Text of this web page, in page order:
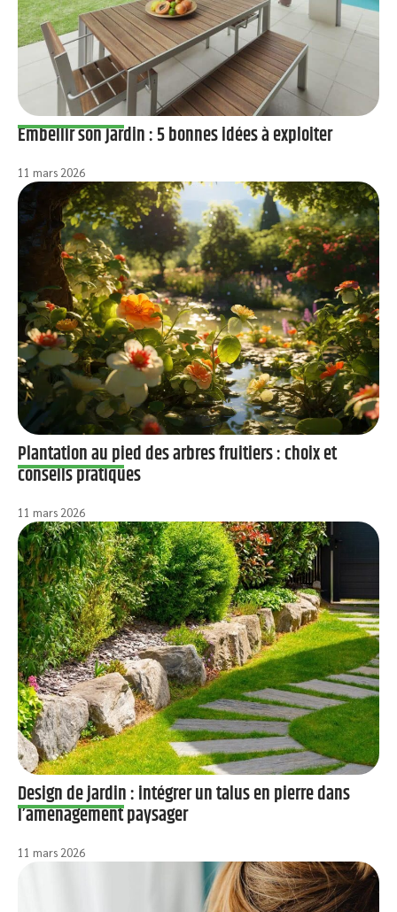
Embellir son jardin : 5 bonnes idées à exploiter
11 mars 2026
Plantation au pied des arbres fruitiers : choix et
conseils pratiques
11 mars 2026
Design de jardin : intégrer un talus en pierre dans
l’aménagement paysager
11 mars 2026